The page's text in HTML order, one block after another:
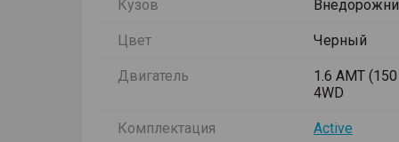
Кузов
Цвет Черный
Двигатель
1.6 AMT (150
4WD
Комплектация Active